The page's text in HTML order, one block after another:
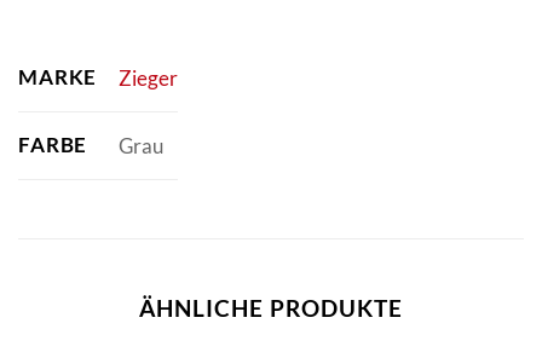
MARKE Zieger
FARBE Grau
ÄHNLICHE PRODUKTE